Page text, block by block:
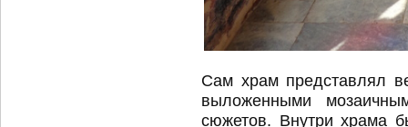
Сам храм представлял
выложенными
сюжетов. Внутри храма